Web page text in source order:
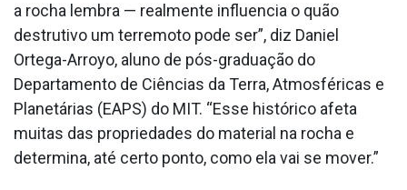
a rocha lembra — realmente influencia o quão
destrutivo um terremoto pode ser”, diz Daniel
Ortega-Arroyo, aluno de pós-graduação do
Departamento de Ciências da Terra, Atmosféricas e
Planetárias (EAPS) do MIT. “Esse histórico afeta
muitas das propriedades do material na rocha e
determina, até certo ponto, como ela vai se mover.”